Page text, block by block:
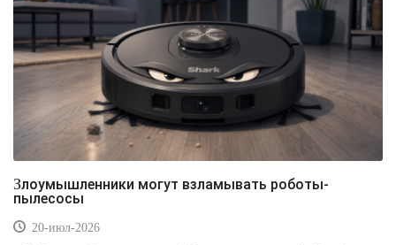
Злоумышленники могут взламывать роботы-
пылесосы
20-июл-2026